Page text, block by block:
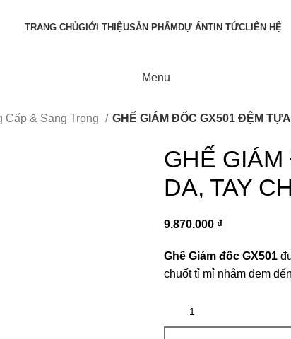
TRANG CHỦGIỚI THIỆUSẢN PHẨM DỰ ÁNTIN TỨCLIÊN HỆ
Menu
& Sang Trọng
GHẾ GIÁM ĐỐC GX501 ĐỆM
GHẾ
DA, TAY
9.870.000 ₫
Ghế Giám đốc GX501
chuốt tỉ mỉ nhằm đem